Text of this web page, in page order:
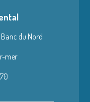
du Nord
mer